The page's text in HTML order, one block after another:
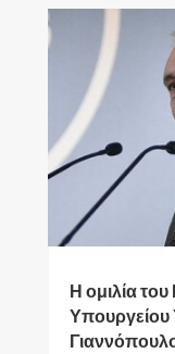
Η ομιλία
Υπουργείου